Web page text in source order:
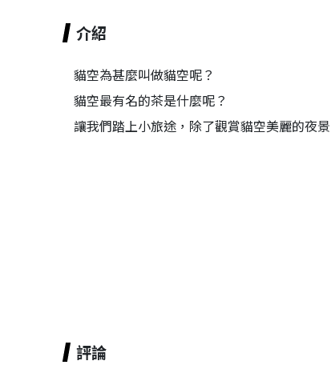
介紹
貓空為甚麼叫做貓空呢？
貓空最有名的茶是什麼呢？
讓我們踏上小旅途，除了觀賞貓空美麗的夜
評論